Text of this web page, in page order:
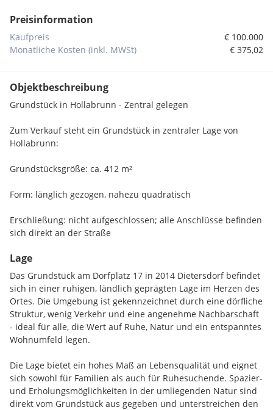
Preisinformation
Kaufpreis
€ 100.000
Monatliche Kosten (inkl. MWSt)
€ 375,02
Objektbeschreibung
Grundstück in Hollabrunn - Zentral gelegen
Zum Verkauf steht ein Grundstück in zentraler Lage von
Hollabrunn:
Grundstücksgröße: ca. 412 m²
Form: länglich gezogen, nahezu quadratisch
Erschließung: nicht aufgeschlossen; alle Anschlüsse befinden
sich direkt an der Straße
Bauklasse: I und II, maximale Bauhöhe 8 m
Lage: Das Grundstück befindet sich in zentraler Lage von
Hollabrunn, in unmittelbarer Nähe zu Kindergärten,
Restaurants und Einkaufsmöglichkeiten. Gute Anbindungen
an das Umland sind ebenfalls gegeben.
Dieses Grundstück bietet eine ideale Gelegenheit, ein
Wohnobjekt nach eigenen Vorstellungen zu realisieren.
Lage
Das Grundstück am Dorfplatz 17 in 2014 Dietersdorf befindet
sich in einer ruhigen, ländlich geprägten Lage im Herzen des
Ortes. Die Umgebung ist gekennzeichnet durch eine dörfliche
Struktur, wenig Verkehr und eine angenehme Nachbarschaft
- ideal für alle, die Wert auf Ruhe, Natur und ein entspanntes
Wohnumfeld legen.
Die Lage bietet ein hohes Maß an Lebensqualität und eignet
sich sowohl für Familien als auch für Ruhesuchende. Spazier-
und Erholungsmöglichkeiten in der umliegenden Natur sind
direkt vom Grundstück aus gegeben und unterstreichen den